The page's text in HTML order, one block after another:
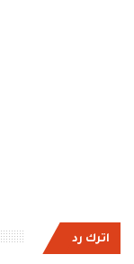
اترك رد